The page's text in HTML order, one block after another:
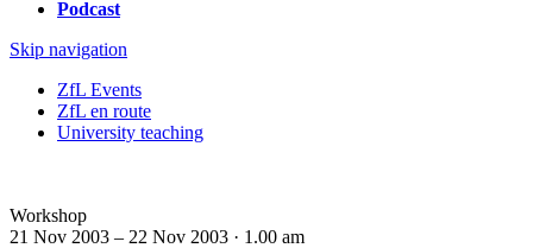
Podcast
Skip navigation
ZfL Events
ZfL en route
University teaching
Workshop
21 Nov 2003 – 22 Nov 2003 · 1.00 am